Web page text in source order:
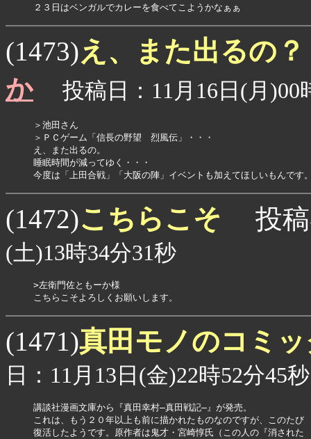
(1473)え、また出るの
か 投稿日：11月16日(月)00
＞池田さん
＞ＰＣゲーム「信長の野望　烈風伝」・・・
え、また出るの。
睡眠時間が減ってゆく・・・
今度は「上田合戦」「大阪の陣」イベントも加えてほしいもんです
(1472)こちらこそ 投稿
(土)13時34分31秒
>左衛門佐ともーか様
こちらこそよろしくお願いします。
(1471)真田モノのコミ
日：11月13日(金)22時52分45秒
講談社漫画文庫から『真田幸村―真田戦記―』が発売。
これは、もう２０年以上も前に描かれたものなのですが、このたび
復活したようです。原作者は鬼才・宮崎惇氏（この人の『消された